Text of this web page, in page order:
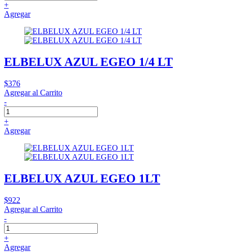
+
Agregar
ELBELUX AZUL EGEO 1/4 LT
$376
Agregar al Carrito
-
+
Agregar
ELBELUX AZUL EGEO 1LT
$922
Agregar al Carrito
-
+
Agregar